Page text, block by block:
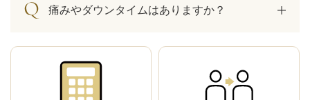
痛みやダウンタイムはありますか？